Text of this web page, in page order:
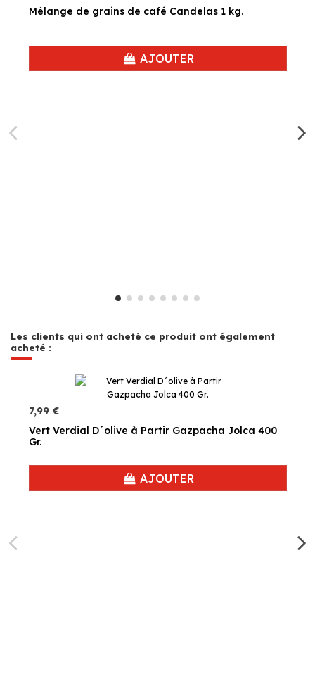
Mélange de grains de café Candelas 1 kg.
AJOUTER
Les clients qui ont acheté ce produit ont également
acheté :
7,99 €
Vert Verdial D´olive à Partir Gazpacha Jolca 400
Gr.
AJOUTER